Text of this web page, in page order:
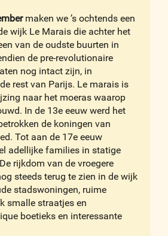
maken we ’s ochtends een
wijk Le Marais die achter het
van de oudste buurten in
de pre-revolutionaire
nog intact zijn, in
rest van Parijs. Le marais is
naar het moeras waarop
In de 13e eeuw werd het
de koningen van
Tot aan de 17e eeuw
adellijke families in statige
rijkdom van de vroegere
steeds terug te zien in de wijk
stadswoningen, ruime
smalle straatjes en
boetieks en interessante